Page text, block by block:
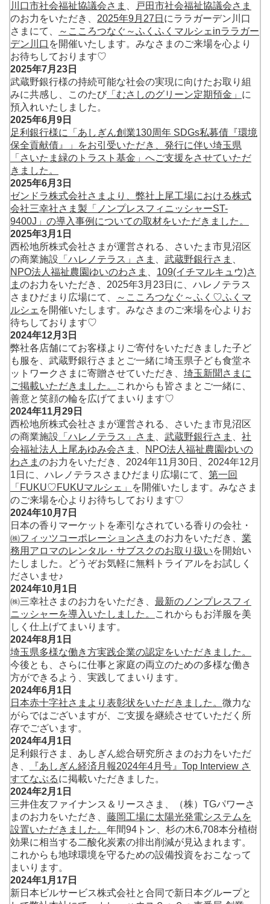
川口市社会福祉協議会さま
戸田市社会福祉協議会さま
のお力をいただき、 2025年9月27日 にララガーデン川口
さまにて、
～こころつなぐ～ふくふくマルシェinララガー
デン川口 を開催いたします。みなさまのご来場を心より
お待ちしております♡
2025年7月23日
武蔵野銀行様の持続可能な社会の実現に向けたお取り組
みに共感し、このたび 「むさしのグリーン定期預金」 に
預入れいたしました。
2025年6月9日
足利銀行様に「あしぎん創業130周年 SDGs私募債『環境
保全貢献債』」をお引受いただき、発行に伴い埼玉県
「さいたま緑のトラスト基金」へご支援をさせていただ
きました。
2025年6月3日
ゼンドラ株式会社さまより、弊社上尾工場における株式
会社三幸社さま製「ノンプレスフィニッシャーST-
9400J」の導入事例についての取材をいただきました。
2025年3月1日
西松地所株式会社さまが運営される、さいたま市見沼区
の商業施設 「ハレノテラス」さま 武蔵野銀行さま
NPO法人福祉農園ゆいのわさま
109(イチマルキュウ)さ
ま のお力をいただき、2025年3月23日に、ハレノテラス
さまひだまり広場にて、
～こころつなぐ～ふく♡ふくマ
ルシェ を開催いたします。みなさまのご来場を心よりお
待ちしております♡
2024年12月3日
弊社各店舗にてお客様よりご寄付をいただきました子ど
も服を、武蔵野銀行さまとご一緒に埼玉県子ども食堂ネ
ットワークさまに寄贈させていただき、 埼玉新聞さまに
ご掲載いただきました。
これからも皆さまとご一緒に、
善意と笑顔の輪を広げてまいります♡
2024年11月29日
西松地所株式会社さまが運営される、さいたま市見沼区
の商業施設 「ハレノテラス」さま 武蔵野銀行さま
社
会福祉法人上尾あゆみ会さま
NPO法人福祉農園ゆいの
わさま のお力をいただき、2024年11月30日、2024年12月
1日に、ハレノテラスさまひだまり広場にて、 第一回
「FUKU♡FUKUマルシェ」
を開催いたします。みなさま
のご来場を心よりお待ちしております♡
2024年10月7日
日本の香りマーケットを牽引なされている香りの会社・
㈱フィッツコーポレーションさま のお力をいただき、 業
務用アロマのレンタル・サブスクのお取り扱いを開始い
たしました。どうぞお気軽に無料トライアルをお試しく
ださいませ♪
2024年10月1日
㈱三幸社さまのお力をいただき、 最新のノンプレスフィ
ニッシャーを導入いたしました。
これからもお洋服を美
しく仕上げてまいります。
2024年8月1日
埼玉県多様な働き方実践企業の認定をいただきました。
今後とも、さらに仕事と家庭の両立のための多様な働き
方ができるよう、実践してまいります。
2024年6月1日
日本赤十字社さまより表彰状をいただきました。 微力な
がらではございますが、ご支援を継続させていただく所
存でございます。
2024年4月1日
足利銀行さま、あしぎん総合研究所さまのお力をいただ
き、
『あしぎん経済月報2024年4月号』Top Interview さ
すてなぶるに掲載いただきました。
2024年2月1日
三井住友ファイナンス＆リースさま、（株）TGパワーさ
まのお力をいただき、 藤岡工場に太陽光発電システムを
設置いただきました。 年間94トン、杉の木6,708本分植樹
効果に相当する二酸化炭素の排出削減が見込まれます。
これからも地球環境を守るための設備投資をおこなって
まいります。
2024年1月17日
新日本ビルサービス株式会社と合同で新日本グループと